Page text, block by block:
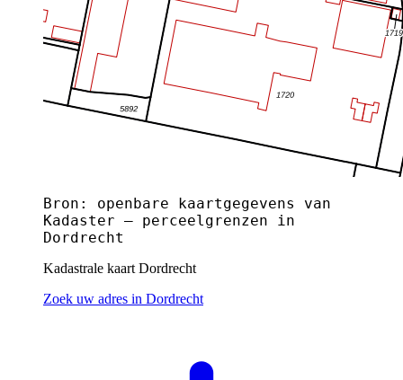
Bron: openbare kaartgegevens van
Kadaster — perceelgrenzen in
Dordrecht
Kadastrale kaart Dordrecht
Zoek uw adres in Dordrecht